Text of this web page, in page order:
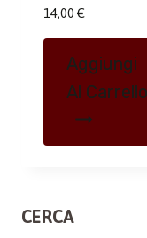
14,00 €
Aggiungi
Al Carrello
CERCA